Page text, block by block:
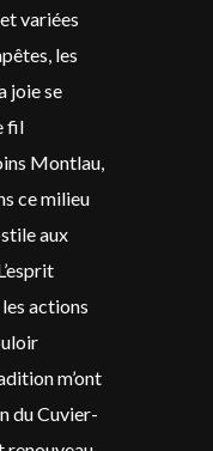
variées
les
joie se
fil
Montlau,
ce milieu
aux
actions
m’ont
du Cuvier-